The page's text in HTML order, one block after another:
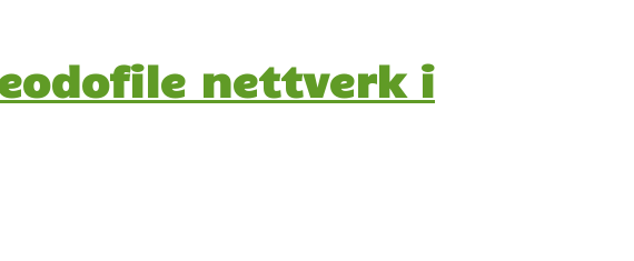
nettverk i